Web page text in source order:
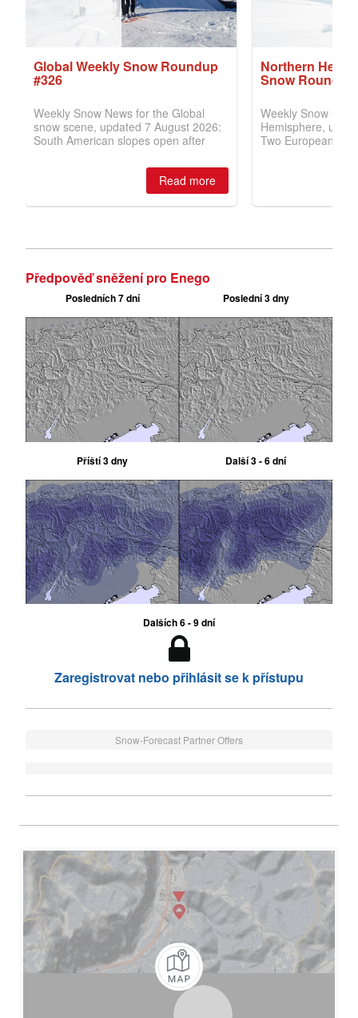
Předpověď sněžení pro Enego
Posledních 7 dní Poslední 3 dny
Příští 3 dny Další 3 - 6 dní
Dalších 6 - 9 dní
Zaregistrovat nebo přihlásit se k přístupu
Snow-Forecast Partner Offers